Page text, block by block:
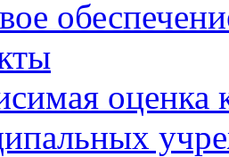
оценка